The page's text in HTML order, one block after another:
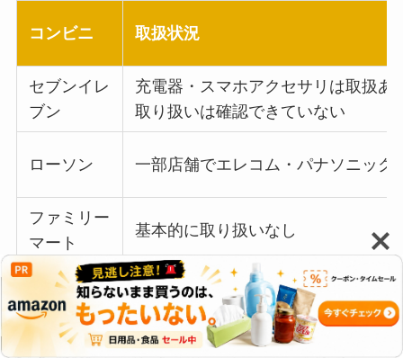
コンビニ 取扱状況
セブンイレ
ブン
充電器・スマホアクセサリは取扱あ
取り扱いは確認できていない
ローソン 一部店舗でエレコム・パナソニック
ファミリー
マート
基本的に取り扱いなし
セブンイレブンではAnkerとの取り扱い提携があり
ますが、取り扱いは主に充電器や充電ケーブルが